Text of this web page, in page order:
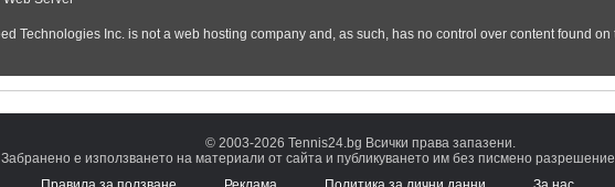
© 2003-2026 Tennis24.bg Всички права запазени.
Забранено е използването на материали от сайта и публикуването им без писмено